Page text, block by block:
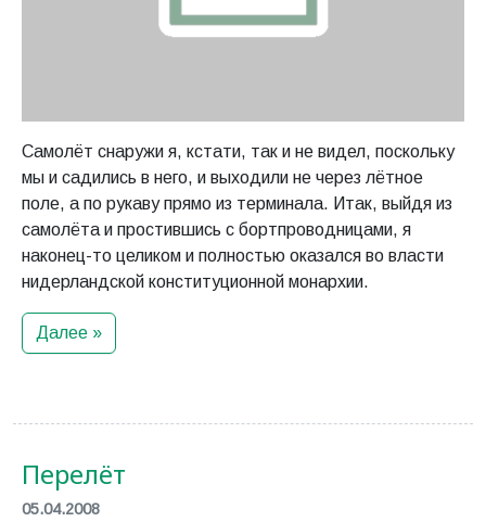
Самолёт снаружи я, кстати, так и не видел, поскольку
мы и садились в него, и выходили не через лётное
поле, а по рукаву прямо из терминала. Итак, выйдя из
самолёта и простившись с бортпроводницами, я
наконец-то целиком и полностью оказался во власти
нидерландской конституционной монархии.
Далее »
Перелёт
05.04.2008